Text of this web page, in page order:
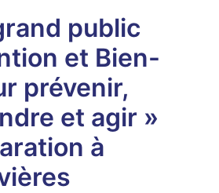
public
et Bien-
prévenir,
et agir »
à